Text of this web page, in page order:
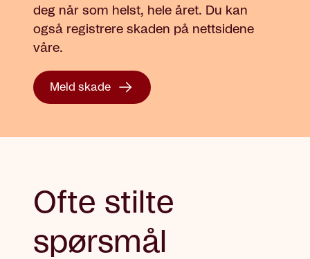
deg når som helst, hele året. Du kan
også registrere skaden på nettsidene
våre.
Meld skade
Ofte stilte
spørsmål